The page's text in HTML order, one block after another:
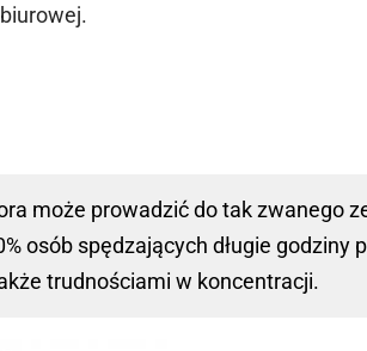
może prowadzić do tak zwanego
osób spędzających długie godziny
trudnościami w koncentracji.